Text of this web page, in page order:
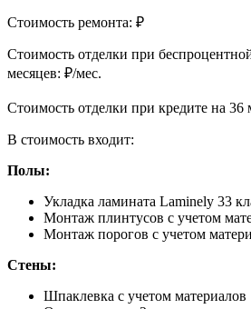
Стоимость ремонта: ₽
Cтоимость отделки при
месяцев: ₽/мес.
Cтоимость отделки при кредите на 36
В стоимость входит:
Полы:
Укладка ламината Laminely 33
Монтаж плинтусов с учетом
Монтаж порогов с учетом
Стены:
Шпаклевка с учетом материалов